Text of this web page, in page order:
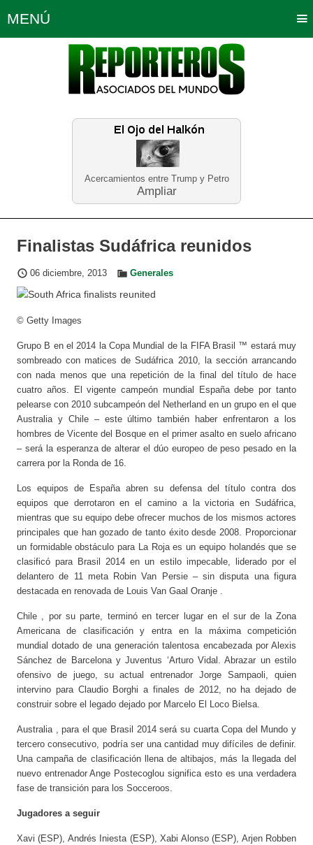
Acercamientos entre Trump y Petro
Ampliar
MENÚ
Política Opinión Bogotá
Planeta Tierra Deportes
Educación Neira
Finalistas Sudáfrica reunidos
06 diciembre, 2013 Generales
© Getty Images
Grupo B en el 2014 la Copa Mundial de la FIFA Brasil ™ estará muy
sombreado con matices de Sudáfrica 2010, la sección arrancando
con nada menos que una repetición de la final del título de hace
cuatro años. El vigente campeón mundial España debe por tanto
pelearse con 2010 subcampeón del Netherland en un grupo en el que
Australia y Chile – este último también haber enfrentaron a los
hombres de Vicente del Bosque en el primer asalto en suelo africano
– será la esperanza de alterar el dúo europeo de peso pesado en la
carrera por la Ronda de 16.
Los equipos de España abren su defensa del título contra dos
equipos que derrotaron en el camino a la victoria en Sudáfrica,
mientras que su equipo debe ofrecer muchos de los mismos actores
principales que han gozado de tanto éxito desde 2008. Proporcionar
un formidable obstáculo para La Roja es un equipo holandés que se
clasificó para Brasil 2014 en un estilo impecable, liderado por el
delantero de 11 meta Robin Van Persie – sin disputa una figura
destacada en renovada de Louis Van Gaal Oranje .
Chile , por su parte, terminó en tercer lugar en el sur de la Zona
Americana de clasificación y entra en la máxima competición
mundial dotado de una generación talentosa encabezada por Alexis
Sánchez de Barcelona y Juventus ‘Arturo Vidal. Abrazar un estilo
ofensivo de juego, su actual entrenador Jorge Sampaoli, quien
intervino para Claudio Borghi a finales de 2012, no ha dejado de
construir sobre el legado dejado por Marcelo El Loco Bielsa.
Australia , para el que Brasil 2014 será su cuarta Copa del Mundo y
tercero consecutivo, podría ser una cantidad muy difíciles de definir.
Una campaña de clasificación llena de altibajos, más la llegada del
nuevo entrenador Ange Postecoglou significa esto es una verdadera
fase de transición para los Socceroos.
Jugadores a seguir
Xavi (ESP), Andrés Iniesta (ESP), Xabi Alonso (ESP), Arjen Robben